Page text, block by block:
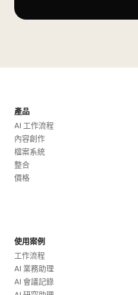
產品
AI 工作流程
內容創作
檔案系統
整合
價格
使用案例
工作流程
AI 業務助理
AI 會議記錄